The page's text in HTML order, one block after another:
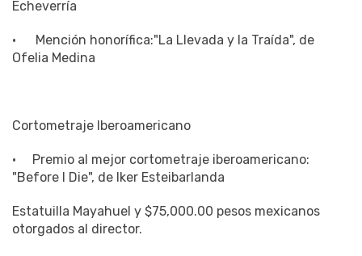
· Mención honorífica:"La Llevada y la Traída", de
· Premio al mejor cortometraje iberoamericano:
Estatuilla Mayahuel y $75,000.00 pesos mexicanos
· Mención honorífica:"Manchester Acatitla", Selma